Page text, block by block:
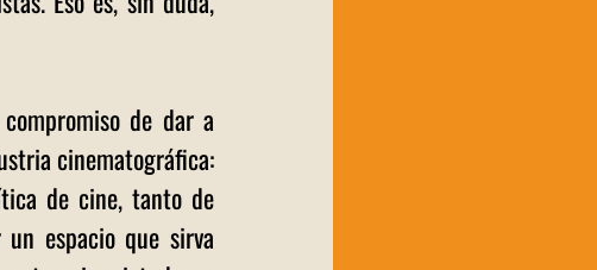
de dar a
cinematográfica:
de cine, tanto de
un espacio que sirva